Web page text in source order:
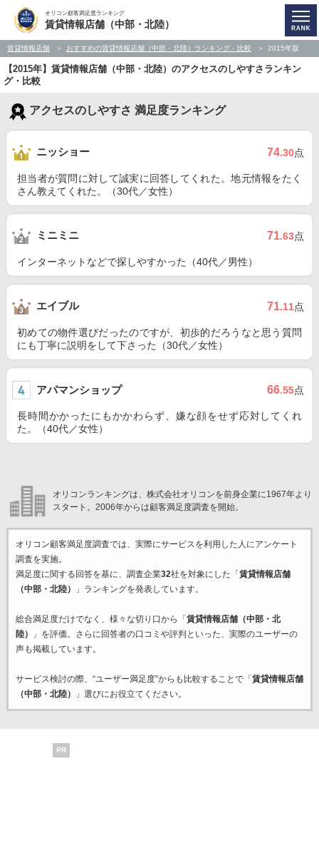
オリコン顧客満足度ランキング
賃貸情報店舗（中部・北陸）
賃貸情報店舗 おすすめの賃貸情報店舗（中部・北陸）ランキング・比較 2015年版
【2015年】賃貸情報店舗（中部・北陸）のアクセスのしやすさランキン
グ・比較
アクセスのしやすさ 満足度ランキング
ニッショー 74.30点
担当者が質問に対して誠実に回答してくれた。地元情報をたく
さん教えてくれた。（30代／女性）
ミニミニ 71.63点
インターネットなどで探しやすかった（40代／男性）
エイブル 71.11点
初めての物件選びだったのですが、初歩的だろうなと思う質問
にも丁寧に説明をして下さった（30代／女性）
アパマンショップ 66.55点
長時間かかったにもかかわらず、嫌な顔をせず応対してくれ
た。（40代／女性）
オリコンランキングは、株式会社オリコンを前身企業に1967年より
スタート。2006年からは顧客満足度調査を開始。
オリコン顧客満足度調査では、実際にサービスを利用した 人にアンケート
調査を実施。
満足度に関する回答を基に、調査企業32社を対象にした「 賃貸情報店舗
（中部・北陸）
」ランキングを発表しています。
総合満足度だけでなく、様々な切り口から「 賃貸情報店舗（中部・北
陸）
」を評価。さらに回答者の口コミや評判といった、実際のユーザーの
声も掲載しています。
サービス検討の際、“ユーザー満足度”からも比較することで「 賃貸情報店舗
（中部・北陸）
」選びにお役立てください。
PR